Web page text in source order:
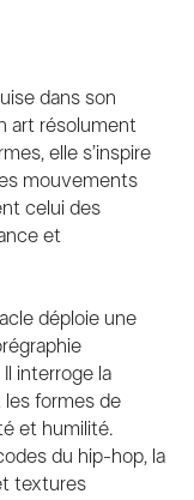
dans son
art résolument
elle s’inspire
mouvements
celui des
et
déploie une
interroge la
les formes de
et humilité.
du hip-hop, la
textures